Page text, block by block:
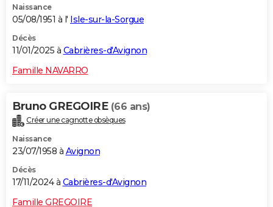
Naissance
05/08/1951 à l' Isle-sur-la-Sorgue
Décès
11/01/2025 à Cabrières-d'Avignon
Famille NAVARRO
Bruno GREGOIRE (66 ans)
Créer une cagnotte obsèques
Naissance
23/07/1958 à Avignon
Décès
17/11/2024 à Cabrières-d'Avignon
Famille GREGOIRE